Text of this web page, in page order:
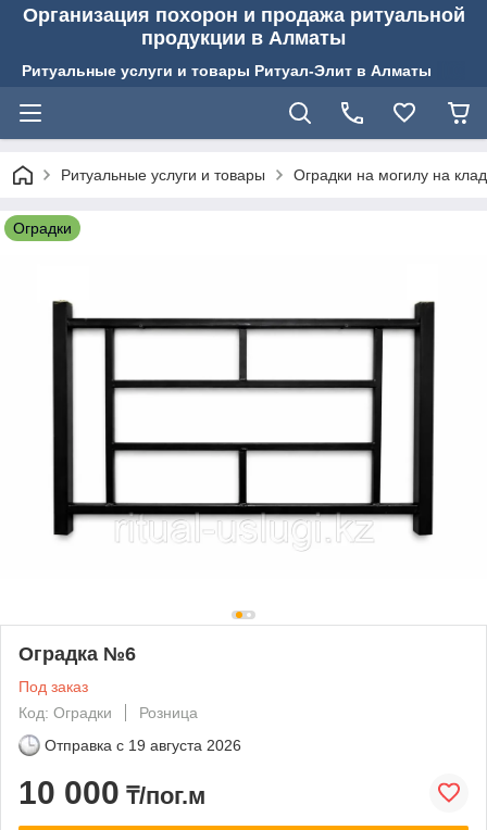
Организация похорон и продажа ритуальной
продукции в Алматы
Ритуальные услуги и товары Ритуал-Элит в Алматы
Ритуальные услуги и товары Оградки на могилу на
Оградки
Оградка №6
Под заказ
Код: Оградки
Розница
Отправка с 19 августа 2026
10 000 ₸/пог.м